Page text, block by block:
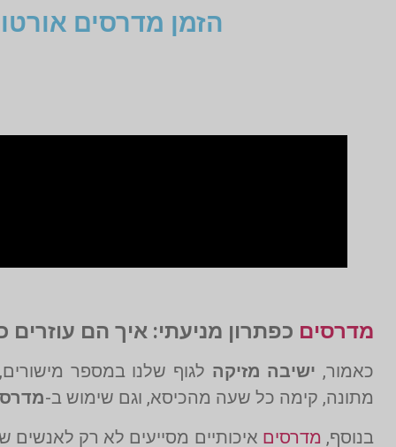
הזמן מדרסים
מדרסים כפתרון מניעתי: איך הם
כאמור, ישיבה מזיקה לגוף שלנו במספר
מתונה, קימה כל שעה מהכיסא, וגם שימוש ב-
בנוסף, מדרסים איכותיים מסייעים לא רק